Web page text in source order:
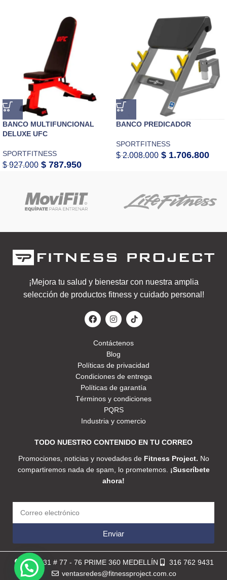
BANCO MULTIFUNCIONAL
DELUXE UFC
SPORTFITNESS
$927.000 $ 787.950
BANCO PREDICADOR
SPORTFITNESS
$2.008.000 $ 1.706.800
¡Mejora tu salud y bienestar con nuestra amplia
selección de productos fitness y cuidado personal!
Contáctenos
Blog
Políticas de privacidad
Condiciones de entrega
Políticas de garantía
Términos y condiciones
PQRS
Industria y comercio
TODO NUESTRO CONTENIDO EN TU CORREO
Promociones, noticias y novedades de Fitness Project. No
compartiremos nada de spam, lo prometemos. ¡Suscríbete
ahora!
Enviar
Calle 31 # 77 - 76 PRIME 360 MEDELLÍN
316 762 9431
ventasredes@fitnessproject.com.co